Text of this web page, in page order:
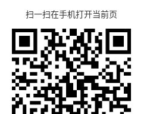
扫一扫在手机打开当前页